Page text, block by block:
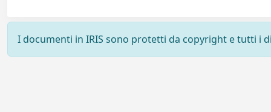
I documenti in IRIS sono protetti da copyright e tutti i